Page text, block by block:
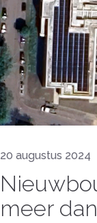
20 augustus 2024
meer